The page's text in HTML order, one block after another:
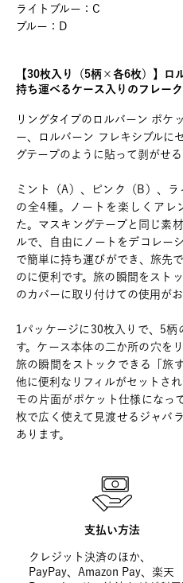
ライトブルー：C
ブルー：D
【30枚入り（5柄×各6枚）】ロ
持ち運べるケース入りのフレー
リングタイプのロルバーン ポケ
ー、ロルバーン フレキシブルに
グテープのように貼って剥がせる
ミント（A）、ピンク（B）、ラ
の全4種。ノートを楽しくアレ
た。マスキングテープと同じ素
ルで、自由にノートをデコレー
で簡単に持ち運びができ、旅先
のに便利です。旅の瞬間をスト
のカバーに取り付けての使用がお
1パッケージに30枚入りで、5柄
す。ケース本体の二か所の穴を
旅の瞬間をストックできる「旅
他に便利なリフィルがセットさ
モの片面がポケット仕様になっ
枚で広く使えて見渡せるジャバ
あります。
支払い方法
クレジット決済のほか、
PayPay、Amazon Pay、楽天